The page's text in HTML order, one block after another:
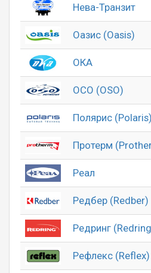
Нева-Транзит
Оазис (Oasis)
ОКА
ОСО (OSO)
Полярис (Polaris)
Протерм
Реал
Редбер (Redber)
Редринг
Рефлекс (Reflex)